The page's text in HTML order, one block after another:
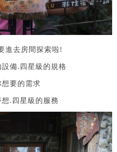
進去房間探索啦!
備.四星級的規格
要的需求
.四星級的服務